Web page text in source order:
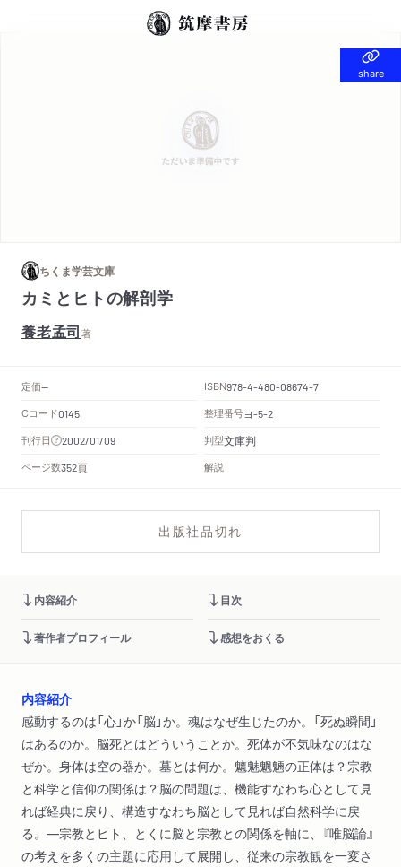
share
share
ちくま学芸文庫
カミとヒトの解剖学
養老孟司著
定価-- ISBN978-4-480-08674-7
Cコード0145 整理番号ヨ-5-2
刊行日 2002/01/09 判型文庫判
ページ数352頁 解説
出版社品切れ
内容紹介 目次
著作者プロフィール 感想をおくる
内容紹介
感動するのは「心」か「脳」か。魂はなぜ生じたのか。「死ぬ瞬間」
はあるのか。脳死とはどういうことか。死体が不気味なのはな
ぜか。身体は空の器か。墓とは何か。魑魅魍魎の正体は？宗教
と科学と信仰の関係は？脳の問題は、機能すなわち心として見
れば経典に戻り、構造すなわち脳として見れば自然科学に戻
る。―宗教とヒト、とくに脳と宗教との関係を軸に、『唯脳論』
の考えを多くの主題に応用して展開し、従来の宗教観を一変さ